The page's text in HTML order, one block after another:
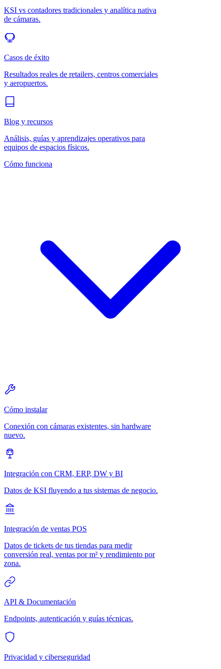
KSI vs contadores tradicionales y analítica nativa
de cámaras.
Casos de éxito
Resultados reales de retailers, centros comerciales
y aeropuertos.
Blog y recursos
Análisis, guías y aprendizajes operativos para
equipos de espacios físicos.
Cómo funciona
Cómo instalar
Conexión con cámaras existentes, sin hardware
nuevo.
Integración con CRM, ERP, DW y BI
Datos de KSI fluyendo a tus sistemas de negocio.
Integración de ventas POS
Datos de tickets de tus tiendas para medir
conversión real, ventas por m² y rendimiento por
zona.
API & Documentación
Endpoints, autenticación y guías técnicas.
Privacidad y ciberseguridad